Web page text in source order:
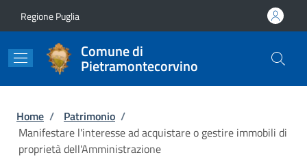
Regione Puglia
Comune di
Pietramontecorvino
Briciole di pane
Home / Patrimonio /
Manifestare l'interesse ad acquistare o gestire immobili di
proprietà dell'Amministrazione